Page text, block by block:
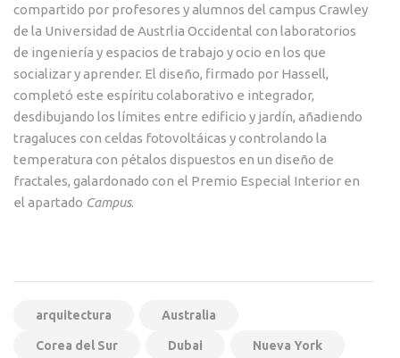
compartido por profesores y alumnos del campus Crawley
de la Universidad de Austrlia Occidental con laboratorios
de ingeniería y espacios de trabajo y ocio en los que
socializar y aprender. El diseño, firmado por Hassell,
completó este espíritu colaborativo e integrador,
desdibujando los límites entre edificio y jardín, añadiendo
tragaluces con celdas fotovoltáicas y controlando la
temperatura con pétalos dispuestos en un diseño de
fractales, galardonado con el Premio Especial Interior en
el apartado Campus.
arquitectura Australia
Corea del Sur Dubai Nueva York